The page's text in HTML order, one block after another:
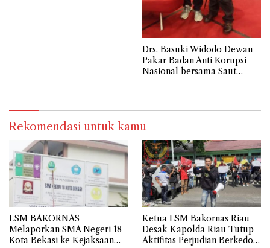
Drs. Basuki Widodo Dewan
Pakar Badan Anti Korupsi
Nasional bersama Saut
Rekomendasi untuk kamu
LSM BAKORNAS
Melaporkan SMA Negeri 18
Kota Bekasi ke Kejaksaan
Ketua LSM Bakornas Riau
Desak Kapolda Riau Tutup
Aktifitas Perjudian Berkedok